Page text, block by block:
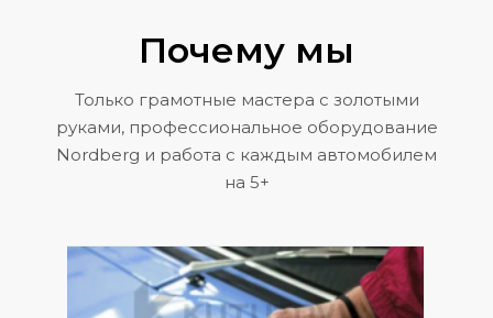
Почему мы
Только грамотные мастера с золотыми
руками, профессиональное оборудование
Nordberg и работа с каждым автомобилем
на 5+